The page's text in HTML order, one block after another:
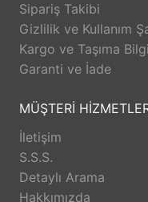
Sipariş Takibi
Gizlilik ve Kullanım
Kargo ve Taşıma
Garanti ve İade
MÜŞTERİ
İletişim
S.S.S.
Detaylı Arama
Hakkımızda